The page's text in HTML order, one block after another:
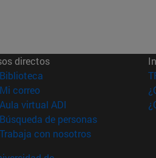
directos
Biblioteca (abre en nueva ventana)
Mi correo(abre en nueva ventana)
Aula virtual ADI (abre en nueva
Búsqueda de personas(abre en
Trabaja con nosotros(abre en nueva